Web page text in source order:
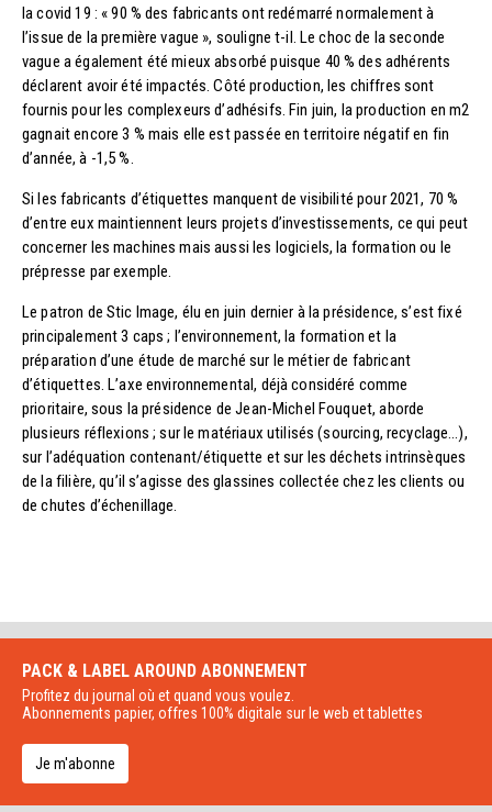
la covid 19 : « 90 % des fabricants ont redémarré normalement à
l’issue de la première vague », souligne t-il. Le choc de la seconde
vague a également été mieux absorbé puisque 40 % des adhérents
déclarent avoir été impactés. Côté production, les chiffres sont
fournis pour les complexeurs d’adhésifs. Fin juin, la production en m2
gagnait encore 3 % mais elle est passée en territoire négatif en fin
d’année, à -1,5 %.
Si les fabricants d’étiquettes manquent de visibilité pour 2021, 70 %
d’entre eux maintiennent leurs projets d’investissements, ce qui peut
concerner les machines mais aussi les logiciels, la formation ou le
prépresse par exemple.
Le patron de Stic Image, élu en juin dernier à la présidence, s’est fixé
principalement 3 caps ; l’environnement, la formation et la
préparation d’une étude de marché sur le métier de fabricant
d’étiquettes. L’axe environnemental, déjà considéré comme
prioritaire, sous la présidence de Jean-Michel Fouquet, aborde
plusieurs réflexions ; sur le matériaux utilisés (sourcing, recyclage…),
sur l’adéquation contenant/étiquette et sur les déchets intrinsèques
de la filière, qu’il s’agisse des glassines collectée chez les clients ou
de chutes d’échenillage.
PACK & LABEL AROUND ABONNEMENT
Profitez du journal où et quand vous voulez.
Abonnements papier, offres 100% digitale sur le web et tablettes
Je m'abonne